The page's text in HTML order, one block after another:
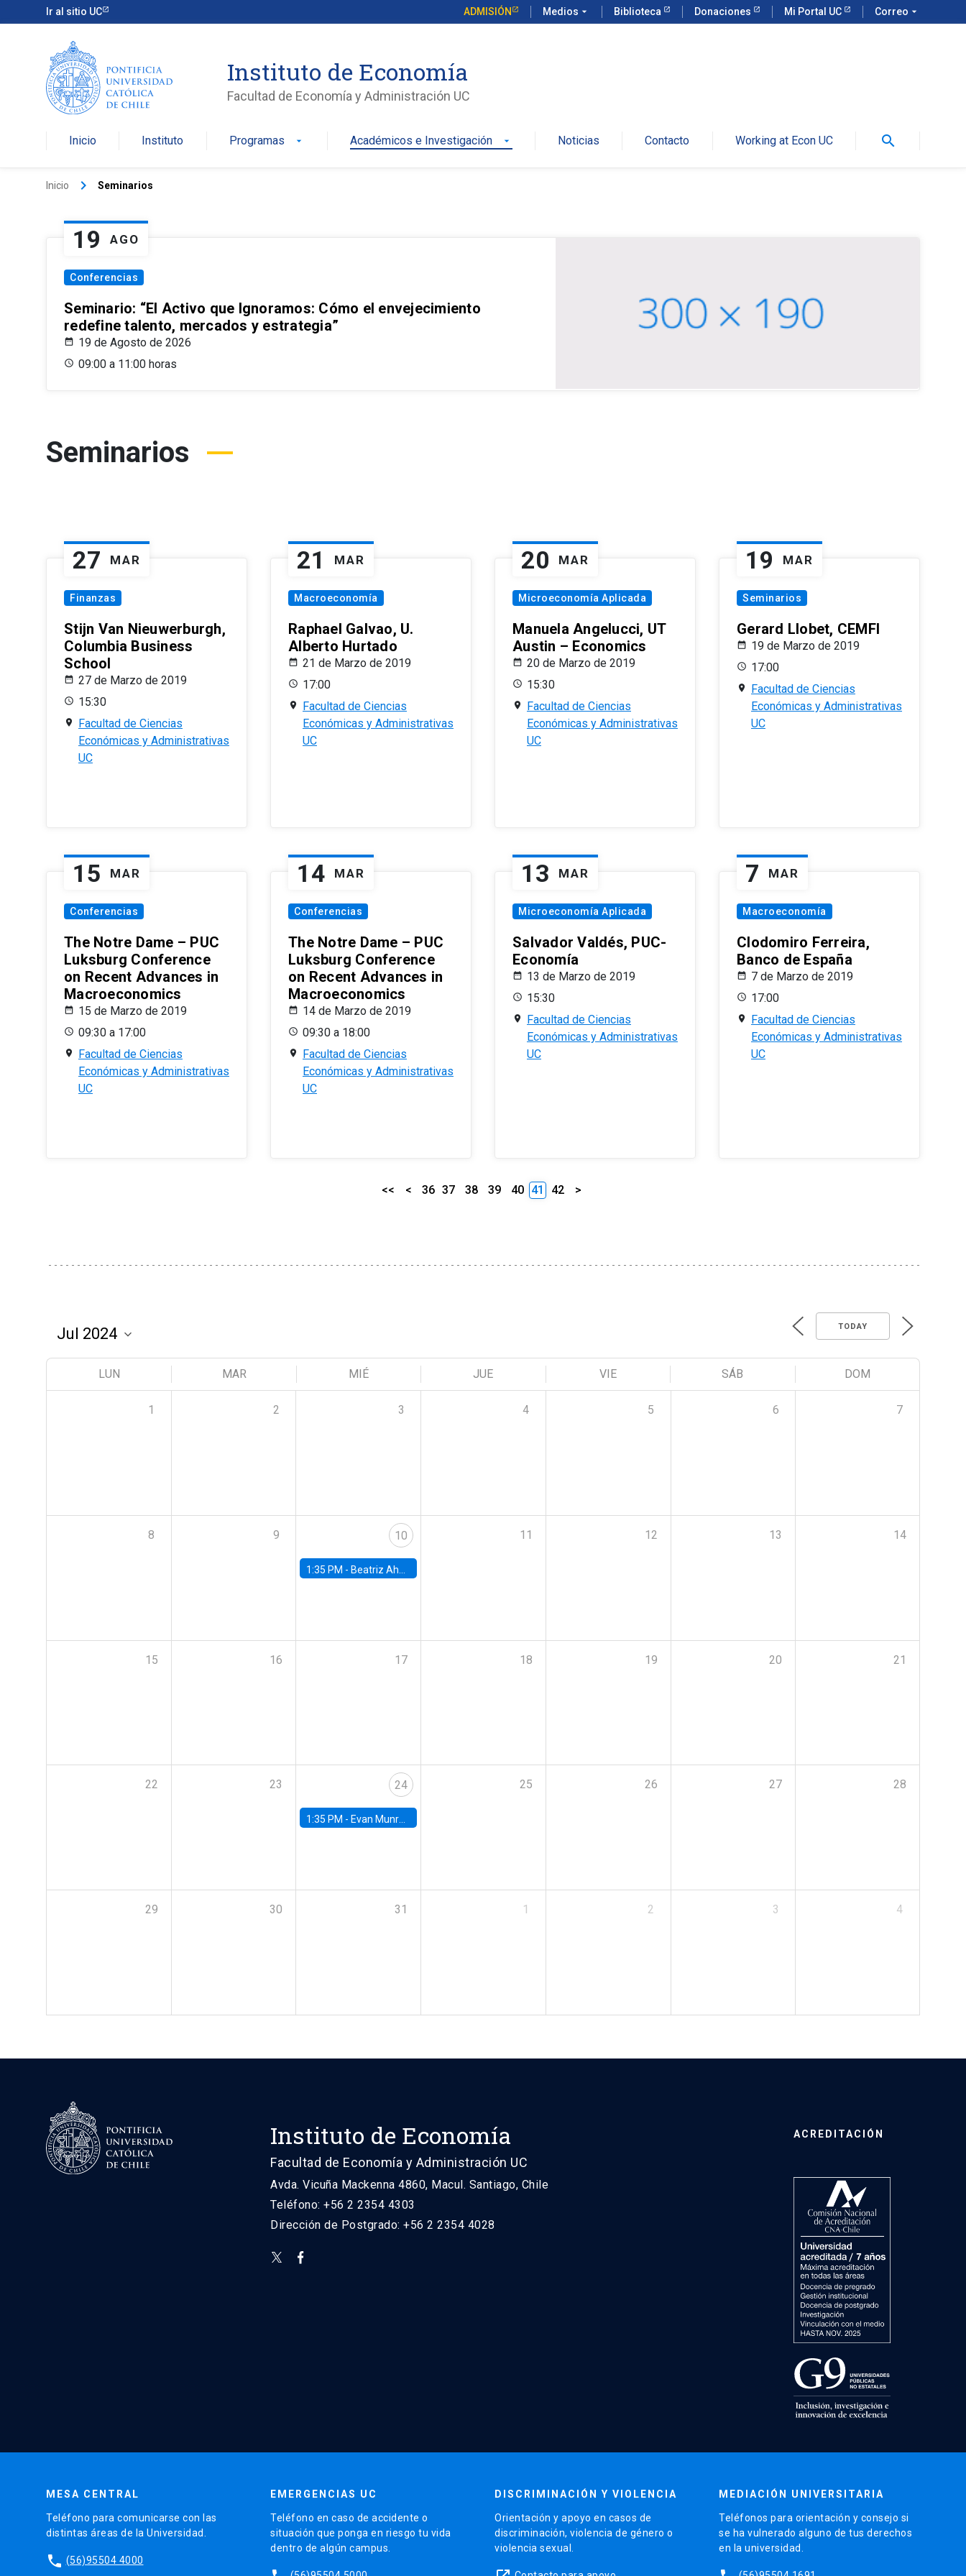
Ir al sitio UC ADMISIÓN Medios arrow_drop_down Biblioteca Donaciones Mi Portal UC Correo arrow_drop_down
Instituto de Economía
Facultad de Economía y Administración UC
Inicio Instituto Programas arrow_drop_down Académicos e Investigación arrow_drop_down Noticias Contacto Working at Econ UC search
Inicio keyboard_arrow_right Seminarios
19 AGO
Conferencias
Seminario: “El Activo que Ignoramos: Cómo el envejecimiento
redefine talento, mercados y estrategia”
19 de Agosto de 2026
09:00 a 11:00 horas
Seminarios
27 MAR
Finanzas
Stijn Van Nieuwerburgh,
Columbia Business
School
27 de Marzo de 2019
15:30
Facultad de Ciencias
Económicas y Administrativas
UC
21 MAR
Macroeconomía
Raphael Galvao, U.
Alberto Hurtado
21 de Marzo de 2019
17:00
Facultad de Ciencias
Económicas y Administrativas
UC
20 MAR
Microeconomía Aplicada
Manuela Angelucci, UT
Austin – Economics
20 de Marzo de 2019
15:30
Facultad de Ciencias
Económicas y Administrativas
UC
19 MAR
Seminarios
Gerard Llobet, CEMFI
19 de Marzo de 2019
17:00
Facultad de Ciencias
Económicas y Administrativas
UC
15 MAR
Conferencias
The Notre Dame – PUC
Luksburg Conference
on Recent Advances in
Macroeconomics
15 de Marzo de 2019
09:30 a 17:00
Facultad de Ciencias
Económicas y Administrativas
UC
14 MAR
Conferencias
The Notre Dame – PUC
Luksburg Conference
on Recent Advances in
Macroeconomics
14 de Marzo de 2019
09:30 a 18:00
Facultad de Ciencias
Económicas y Administrativas
UC
13 MAR
Microeconomía Aplicada
Salvador Valdés, PUC-
Economía
13 de Marzo de 2019
15:30
Facultad de Ciencias
Económicas y Administrativas
UC
7 MAR
Macroeconomía
Clodomiro Ferreira,
Banco de España
7 de Marzo de 2019
17:00
Facultad de Ciencias
Económicas y Administrativas
UC
<< < 36 37 38 39 40 41 42 >
TODAY
LUN MAR MIÉ JUE VIE SÁB DOM
1 2 3 4 5 6 7
8 9 10
1:35 PM - Beatriz Ahumada, PhD candidate, Universidad de Pittsburgh
11 12 13 14
15 16 17 18 19 20 21
22 23 24
1:35 PM - Evan Munro, Neyman Visiting Assistant Professor in the Department of Statistics at UC Berkeley
25 26 27 28
29 30 31 1 2 3 4
Instituto de Economía
Facultad de Economía y Administración UC
Avda. Vicuña Mackenna 4860, Macul. Santiago, Chile
Teléfono: +56 2 2354 4303
Dirección de Postgrado: +56 2 2354 4028
ACREDITACIÓN
MESA CENTRAL
Teléfono para comunicarse con las
distintas áreas de la Universidad.
phone (56)95504 4000
EMERGENCIAS UC
Teléfono en caso de accidente o
situación que ponga en riesgo tu vida
dentro de algún campus.
DISCRIMINACIÓN Y VIOLENCIA
Orientación y apoyo en casos de
discriminación, violencia de género o
violencia sexual.
MEDIACIÓN UNIVERSITARIA
Teléfonos para orientación y consejo si
se ha vulnerado alguno de tus derechos
en la universidad.